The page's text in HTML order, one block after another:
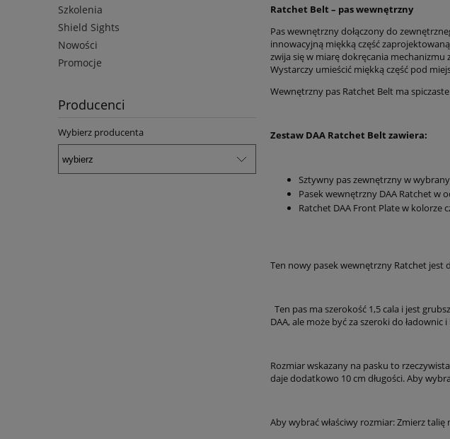
Szkolenia
Shield Sights
Nowości
Promocje
Producenci
Wybierz producenta
Ratchet Belt – pas wewnętrzny
Pas wewnętrzny dołączony do
innowacyjną miękką część
zwija się w miarę dokręcania mechanizmu
Wystarczy umieścić miękką część pod
Wewnętrzny pas Ratchet Belt ma
Zestaw DAA Ratchet Belt zawiera:
Sztywny pas zewnętrzny w
Pasek wewnętrzny DAA Ratchet w
Ratchet DAA Front Plate w kolorze
Ten nowy pasek wewnętrzny Ratchet jest
Ten pas ma szerokość 1,5 cala i jest
DAA, ale może być za szeroki do
Rozmiar wskazany na pasku to
daje dodatkowo 10 cm długości. Aby
Aby wybrać właściwy rozmiar: Zmierz